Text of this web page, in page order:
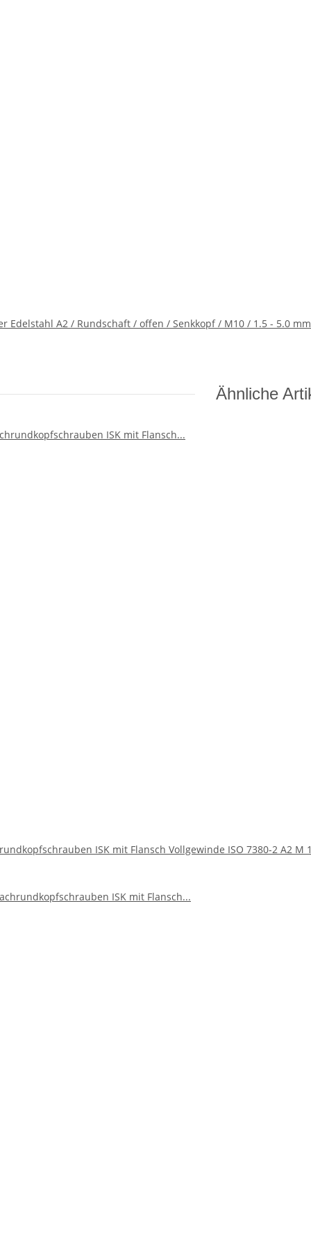
Edelstahl A2 / Rundschaft / offen / Senkkopf / M10 / 1.5 - 5.0 mm
Ähnliche
ISK mit Flansch Vollgewinde ISO 7380-2 A2 M